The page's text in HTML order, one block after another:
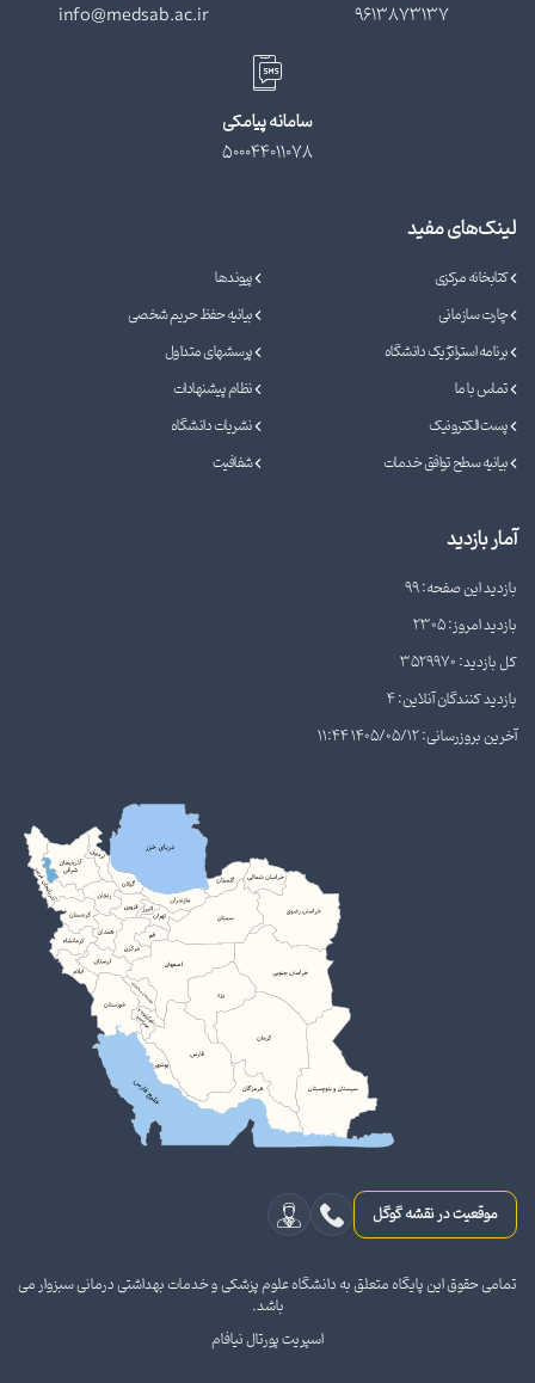
9613873137
info@medsab.ac.ir
سامانه پیامکی
500044011078
لینک‌های مفید
کتابخانه مرکزی
پیوندها
چارت سازمانی
بیانیه حفظ حریم شخصی
برنامه استراتژیک دانشگاه
پرسشهای متداول
تماس با ما
نظام پیشنهادات
پست الکترونیک
نشریات دانشگاه
بیانیه سطح توافق خدمات
شفافیت
آمار بازدید
بازدید این صفحه: 99
بازدید امروز: 2305
کل بازدید: 3529970
بازدید کنندگان آنلاین: 4
آخرین بروزرسانی: 1405/05/12 11:44
موقعیت در نقشه گوگل
تمامی حقوق این پایگاه متعلق به دانشگاه علوم پزشکی و خدمات بهداشتی درمانی سبزوار می
باشد.
اسپریت پورتال نیافام